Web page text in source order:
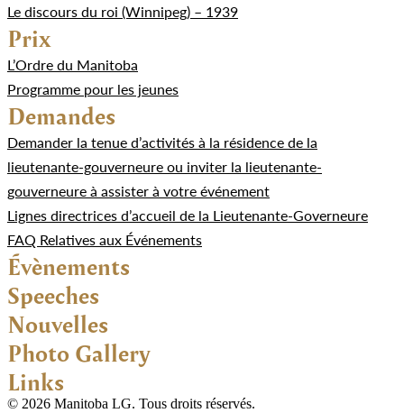
Le discours du roi (Winnipeg) – 1939
Prix
L’Ordre du Manitoba
Programme pour les jeunes
Demandes
Demander la tenue d’activités à la résidence de la
lieutenante-gouverneure ou inviter la lieutenante-
gouverneure à assister à votre événement
Lignes directrices d’accueil de la Lieutenante-Governeure
FAQ Relatives aux Événements
Évènements
Speeches
Nouvelles
Photo Gallery
Links
© 2026 Manitoba LG. Tous droits réservés.